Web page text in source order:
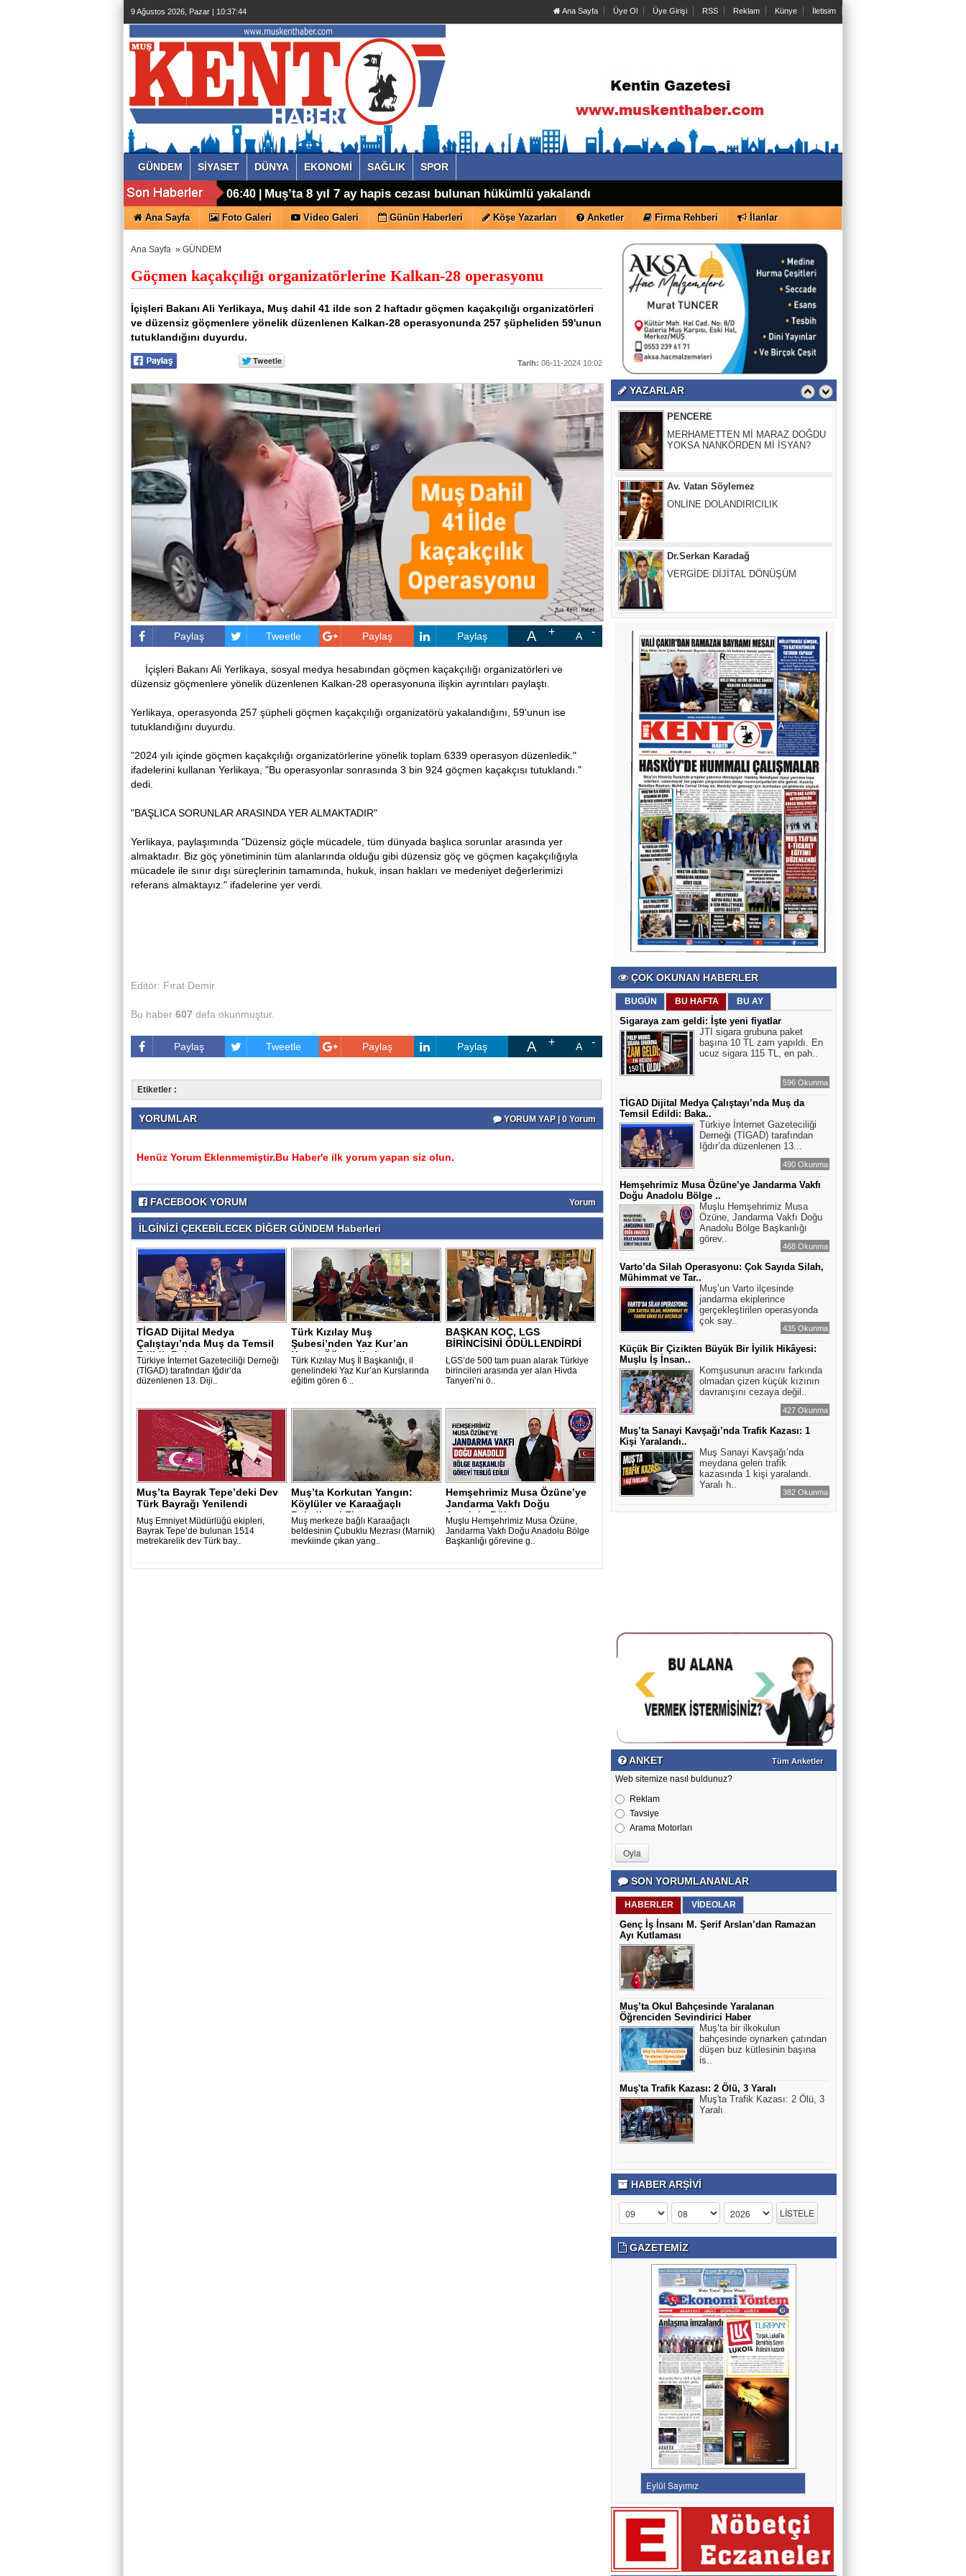
9 Ağustos 2026, Pazar | 10:37:46 Ana Sayfa Üye Ol Üye Girişi RSS Reklam Künye İletisim
GÜNDEM SİYASET DÜNYA EKONOMİ SAĞLIK SPOR
06:40 | Muş’ta 8 yıl 7 ay hapis cezası bulunan hükümlü yakalandı
Ana Sayfa Foto Galeri Video Galeri Günün Haberleri Köşe Yazarları Anketler Firma Rehberi İlanlar
Ana Sayfa » GÜNDEM
Göçmen kaçakçılığı organizatörlerine Kalkan-28 operasyonu
İçişleri Bakanı Ali Yerlikaya, Muş dahil 41 ilde son 2 haftadır göçmen kaçakçılığı organizatörleri
ve düzensiz göçmenlere yönelik düzenlenen Kalkan-28 operasyonunda 257 şüpheliden 59'unun
tutuklandığını duyurdu.
Tarih: 08-11-2024 10:02
Paylaş Tweetle Paylaş Paylaş A A
İçişleri Bakanı Ali Yerlikaya, sosyal medya hesabından göçmen kaçakçılığı organizatörleri ve
düzensiz göçmenlere yönelik düzenlenen Kalkan-28 operasyonuna ilişkin ayrıntıları paylaştı.
Yerlikaya, operasyonda 257 şüpheli göçmen kaçakçılığı organizatörü yakalandığını, 59'unun ise
tutuklandığını duyurdu.
"2024 yılı içinde göçmen kaçakçılığı organizatörlerine yönelik toplam 6339 operasyon düzenledik."
ifadelerini kullanan Yerlikaya, "Bu operasyonlar sonrasında 3 bin 924 göçmen kaçakçısı tutuklandı."
dedi.
"BAŞLICA SORUNLAR ARASINDA YER ALMAKTADIR"
Yerlikaya, paylaşımında "Düzensiz göçle mücadele, tüm dünyada başlıca sorunlar arasında yer
almaktadır. Biz göç yönetiminin tüm alanlarında olduğu gibi düzensiz göç ve göçmen kaçakçılığıyla
mücadele ile sınır dışı süreçlerinin tamamında, hukuk, insan hakları ve medeniyet değerlerimizi
referans almaktayız." ifadelerine yer verdi.
Editör: Fırat Demir
Bu haber 607 defa okunmuştur.
Paylaş Tweetle Paylaş Paylaş A A
Etiketler :
YORUMLAR YORUM YAP | 0 Yorum
Henüz Yorum Eklenmemiştir.Bu Haber'e ilk yorum yapan siz olun.
FACEBOOK YORUM Yorum
İLGİNİZİ ÇEKEBİLECEK DİĞER GÜNDEM Haberleri
TİGAD Dijital Medya
Çalıştayı’nda Muş da Temsil
Edildi: Baka..
Türkiye İnternet Gazeteciliği Derneği
(TİGAD) tarafından Iğdır’da
düzenlenen 13. Diji..
Türk Kızılay Muş
Şubesi’nden Yaz Kur’an
Kursu Öğrencilerine ..
Türk Kızılay Muş İl Başkanlığı, il
genelindeki Yaz Kur’an Kurslarında
eğitim gören 6 ..
BAŞKAN KOÇ, LGS
BİRİNCİSİNİ ÖDÜLLENDİRDİ
LGS’de 500 tam puan alarak Türkiye
birincileri arasında yer alan Hivda
Tanyeri’ni ö..
Muş’ta Bayrak Tepe’deki Dev
Türk Bayrağı Yenilendi
Muş Emniyet Müdürlüğü ekipleri,
Bayrak Tepe’de bulunan 1514
metrekarelik dev Türk bay..
Muş’ta Korkutan Yangın:
Köylüler ve Karaağaçlı
Belediyesi Ek..
Muş merkeze bağlı Karaağaçlı
beldesinin Çubuklu Mezrası (Marnik)
mevkiinde çıkan yang..
Hemşehrimiz Musa Özüne’ye
Jandarma Vakfı Doğu
Anadolu Bölge ..
Muşlu Hemşehrimiz Musa Özüne,
Jandarma Vakfı Doğu Anadolu Bölge
Başkanlığı görevine g..
YAZARLAR
O Sesler Hâlâ Kulaklarımda
Romantizmal Ağrı
Yusuf Özgür Bülbül
Yereldeki Görünmez Zehir: Kötüleme
Didem Akpolat
Boyun ağrısı yaşayan bireylerin dikkat
Abdullah Güler
KAİNAT BİR KİTAB VE DOĞAYI
KORUMAK BİZE EMANETTİR !!!
PENCERE
MERHAMETTEN Mİ MARAZ DOĞDU
YOKSA NANKÖRDEN Mİ İSYAN?
Av. Vatan Söylemez
ONLİNE DOLANDIRICILIK
Dr.Serkan Karadağ
VERGİDE DİJİTAL DÖNÜŞÜM
Güler Başkaya
İnsanlığın İflası: Herkesin Birbirini
O Sesler Hâlâ Kulaklarımda
ÇOK OKUNAN HABERLER
BUGÜN BU HAFTA BU AY
Sigaraya zam geldi: İşte yeni fiyatlar
JTI sigara grubuna paket
başına 10 TL zam yapıldı. En
ucuz sigara 115 TL, en pah..
596 Okunma
TİGAD Dijital Medya Çalıştayı’nda Muş da
Temsil Edildi: Baka..
Türkiye İnternet Gazeteciliği
Derneği (TİGAD) tarafından
Iğdır’da düzenlenen 13...
490 Okunma
Hemşehrimiz Musa Özüne’ye Jandarma Vakfı
Doğu Anadolu Bölge ..
Muşlu Hemşehrimiz Musa
Özüne, Jandarma Vakfı Doğu
Anadolu Bölge Başkanlığı
görev..
468 Okunma
Varto’da Silah Operasyonu: Çok Sayıda Silah,
Mühimmat ve Tar..
Muş’un Varto ilçesinde
jandarma ekiplerince
gerçekleştirilen operasyonda
çok say..
435 Okunma
Küçük Bir Çizikten Büyük Bir İyilik Hikâyesi:
Muşlu İş İnsan..
Komşusunun aracını farkında
olmadan çizen küçük kızının
davranışını cezaya değil..
427 Okunma
Muş’ta Sanayi Kavşağı’nda Trafik Kazası: 1
Kişi Yaralandı..
Muş Sanayi Kavşağı’nda
meydana gelen trafik
kazasında 1 kişi yaralandı.
Yaralı h..
382 Okunma
ANKET Tüm Anketler
Web sitemize nasıl buldunuz?
Reklam
Tavsiye
Arama Motorları
SON YORUMLANANLAR
HABERLER VİDEOLAR
Genç İş İnsanı M. Şerif Arslan’dan Ramazan
Ayı Kutlaması
Muş’ta Okul Bahçesinde Yaralanan
Öğrenciden Sevindirici Haber
Muş’ta bir ilkokulun
bahçesinde oynarken çatından
düşen buz kütlesinin başına
is..
Muş'ta Trafik Kazası: 2 Ölü, 3 Yaralı
Muş'ta Trafik Kazası: 2 Ölü, 3
Yaralı
HABER ARŞİVİ
GAZETEMİZ